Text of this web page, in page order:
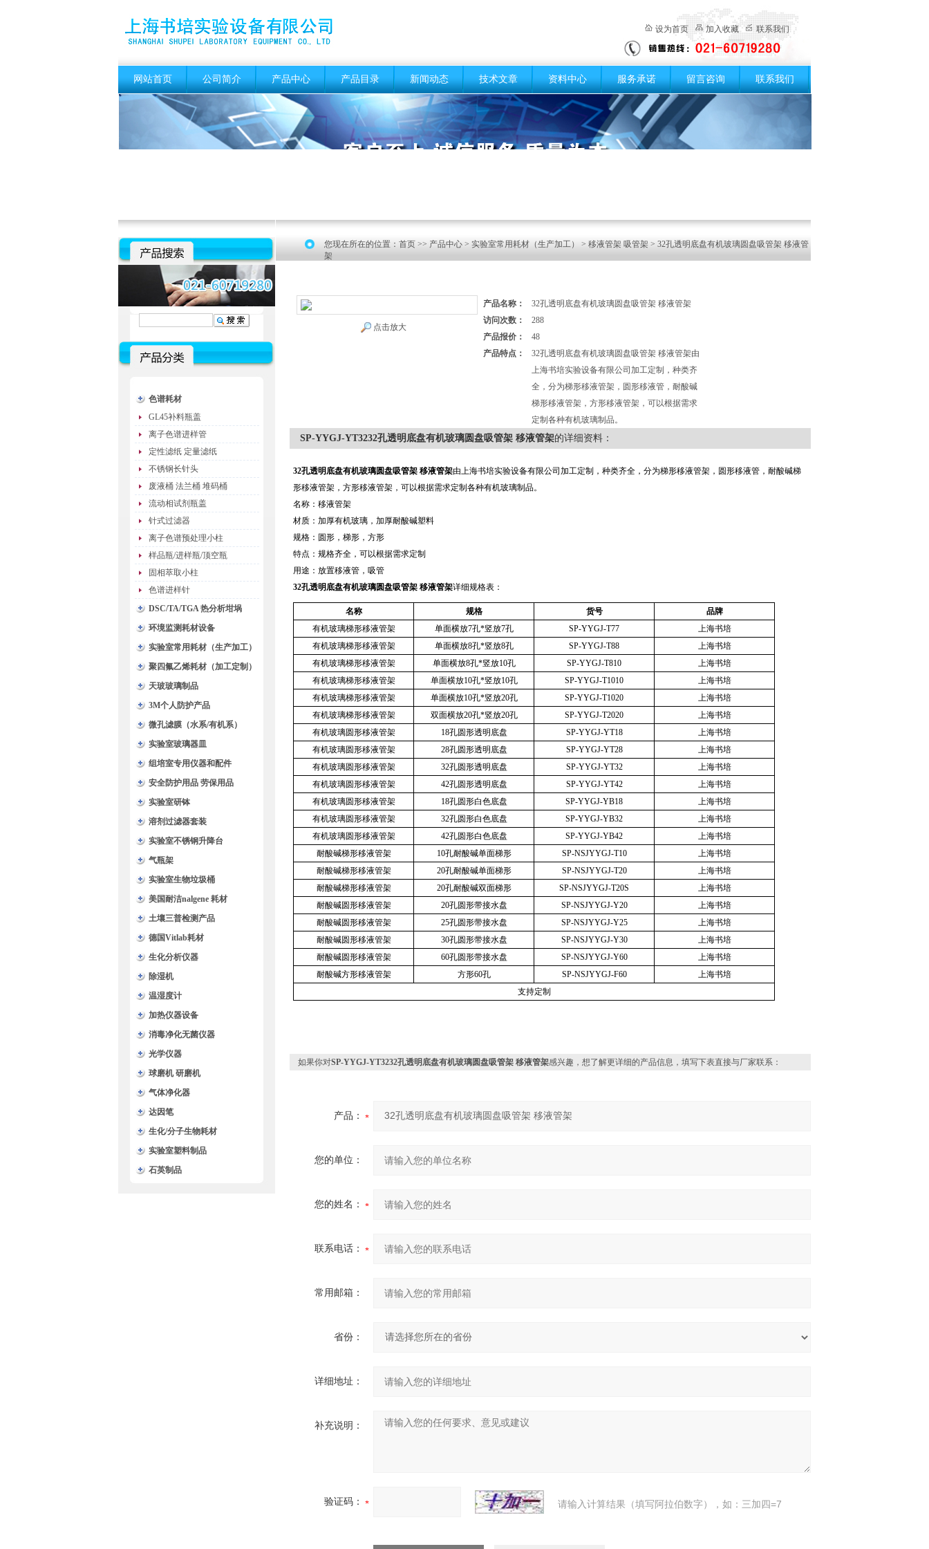
设为首页 加入收藏 联系我们
网站首页 公司简介 产品中心 产品目录 新闻动态 技术文章 资料中心 服务承诺 留言咨询 联系我们
色谱耗材
GL45补料瓶盖
离子色谱进样管
定性滤纸 定量滤纸
不锈钢长针头
废液桶 法兰桶 堆码桶
流动相试剂瓶盖
针式过滤器
离子色谱预处理小柱
样品瓶/进样瓶/顶空瓶
固相萃取小柱
色谱进样针
DSC/TA/TGA 热分析坩埚
环境监测耗材设备
实验室常用耗材（生产加工）
聚四氟乙烯耗材（加工定制）
天玻玻璃制品
3M个人防护产品
微孔滤膜（水系/有机系）
实验室玻璃器皿
组培室专用仪器和配件
安全防护用品 劳保用品
实验室研钵
溶剂过滤器套装
实验室不锈钢升降台
气瓶架
实验室生物垃圾桶
美国耐洁nalgene 耗材
土壤三普检测产品
德国Vitlab耗材
生化分析仪器
除湿机
温湿度计
加热仪器设备
消毒净化无菌仪器
光学仪器
球磨机 研磨机
气体净化器
达因笔
生化/分子生物耗材
实验室塑料制品
石英制品
您现在所在的位置： 首页 >> 产品中心 > 实验室常用耗材（生产加工） > 移液管架 吸管架 > 32孔透明底盘有机玻璃圆盘吸管架 移液管
架
点击放大
产品名称：
32孔透明底盘有机玻璃圆盘吸管架 移液管架
访问次数：
288
产品报价：
48
产品特点：
32孔透明底盘有机玻璃圆盘吸管架 移液管架由
上海书培实验设备有限公司加工定制，种类齐
全，分为梯形移液管架，圆形移液管，耐酸碱
梯形移液管架，方形移液管架，可以根据需求
定制各种有机玻璃制品。
SP-YYGJ-YT3232孔透明底盘有机玻璃圆盘吸管架 移液管架的详细资料：
32孔透明底盘有机玻璃圆盘吸管架 移液管架由上海书培实验设备有限公司加工定制，种类齐全，分为梯形移液管架，圆形移液管，耐酸碱梯
形移液管架，方形移液管架，可以根据需求定制各种有机玻璃制品。
名称：移液管架
材质：加厚有机玻璃，加厚耐酸碱塑料
规格：圆形，梯形，方形
特点：规格齐全，可以根据需求定制
用途：放置移液管，吸管
32孔透明底盘有机玻璃圆盘吸管架 移液管架详细规格表：
名称 规格 货号
品牌
有机玻璃梯形移液管架
单面横放7孔*竖放7孔 SP-YYGJ-T77
上海书培
有机玻璃梯形移液管架
单面横放8孔*竖放8孔 SP-YYGJ-T88
上海书培
有机玻璃梯形移液管架
单面横放8孔*竖放10孔 SP-YYGJ-T810
上海书培
有机玻璃梯形移液管架
单面横放10孔*竖放10孔 SP-YYGJ-T1010
上海书培
有机玻璃梯形移液管架
单面横放10孔*竖放20孔 SP-YYGJ-T1020
上海书培
有机玻璃梯形移液管架
双面横放20孔*竖放20孔 SP-YYGJ-T2020
上海书培
有机玻璃圆形移液管架
18孔圆形透明底盘 SP-YYGJ-YT18
上海书培
有机玻璃圆形移液管架
28孔圆形透明底盘 SP-YYGJ-YT28
上海书培
有机玻璃圆形移液管架
32孔圆形透明底盘 SP-YYGJ-YT32
上海书培
有机玻璃圆形移液管架
42孔圆形透明底盘 SP-YYGJ-YT42
上海书培
有机玻璃圆形移液管架
18孔圆形白色底盘 SP-YYGJ-YB18
上海书培
有机玻璃圆形移液管架
32孔圆形白色底盘 SP-YYGJ-YB32
上海书培
有机玻璃圆形移液管架
42孔圆形白色底盘 SP-YYGJ-YB42
上海书培
耐酸碱梯形移液管架
10孔耐酸碱单面梯形 SP-NSJYYGJ-T10
上海书培
耐酸碱梯形移液管架
20孔耐酸碱单面梯形 SP-NSJYYGJ-T20
上海书培
耐酸碱梯形移液管架
20孔耐酸碱双面梯形 SP-NSJYYGJ-T20S
上海书培
耐酸碱圆形移液管架
20孔圆形带接水盘 SP-NSJYYGJ-Y20
上海书培
耐酸碱圆形移液管架
25孔圆形带接水盘 SP-NSJYYGJ-Y25
上海书培
耐酸碱圆形移液管架
30孔圆形带接水盘 SP-NSJYYGJ-Y30
上海书培
耐酸碱圆形移液管架
60孔圆形带接水盘 SP-NSJYYGJ-Y60
上海书培
耐酸碱方形移液管架
方形60孔 SP-NSJYYGJ-F60
上海书培
支持定制
如果你对SP-YYGJ-YT3232孔透明底盘有机玻璃圆盘吸管架 移液管架感兴趣，想了解更详细的产品信息，填写下表直接与厂家联系：
产品：
您的单位：
您的姓名：
联系电话：
常用邮箱：
省份：
详细地址：
补充说明：
验证码： 请输入计算结果（填写阿拉伯数字），如：三加四=7